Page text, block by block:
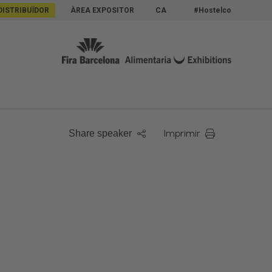
ÀREA EXPOSITOR CA #Hostelco
Share speaker Imprimir